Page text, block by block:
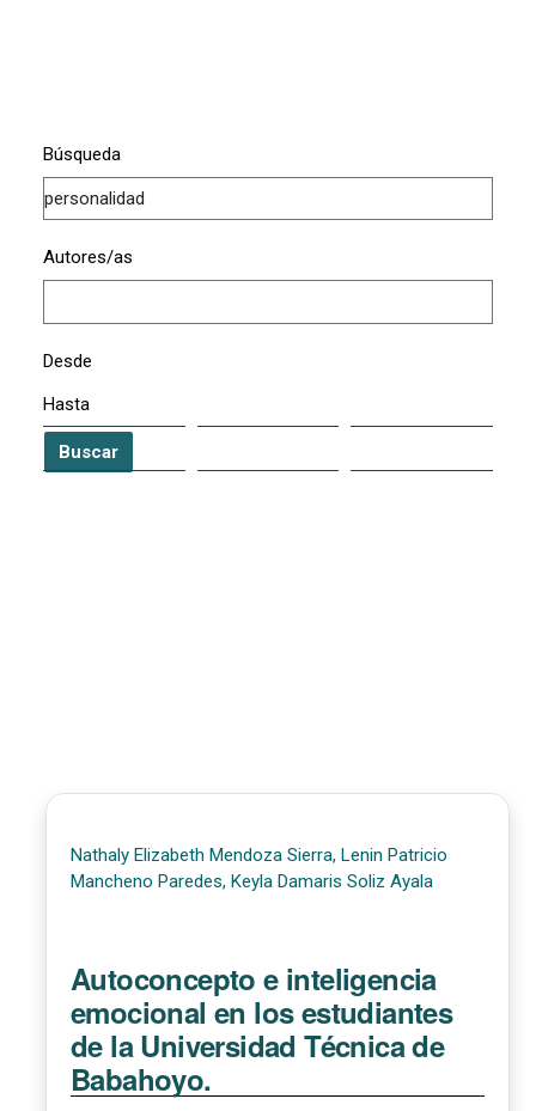
Búsqueda
Autores/as
Desde
Hasta
Buscar
Nathaly Elizabeth Mendoza Sierra, Lenin Patricio
Mancheno Paredes, Keyla Damaris Soliz Ayala
Autoconcepto e inteligencia
emocional en los estudiantes
de la Universidad Técnica de
Babahoyo.